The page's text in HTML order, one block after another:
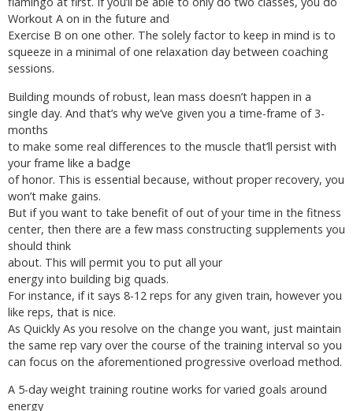
Workout A on in the future and
Exercise B on one other. The solely factor to keep in mind is to
squeeze in a minimal of one relaxation day between coaching
sessions.
Building mounds of robust, lean mass doesn’t happen in a
single day. And that’s why we’ve given you a time-frame of 3-
months
to make some real differences to the muscle that’ll persist with
your frame like a badge
of honor. This is essential because, without proper recovery, you
won’t make gains.
But if you want to take benefit of out of your time in the fitness
center, then there are a few mass constructing supplements you
should think
about. This will permit you to put all your
energy into building big quads.
For instance, if it says 8-12 reps for any given train, however you
like reps, that is nice.
As Quickly As you resolve on the change you want, just maintain
the same rep vary over the course of the training interval so you
can focus on the aforementioned progressive overload method.
A 5-day weight training routine works for varied goals around
energy